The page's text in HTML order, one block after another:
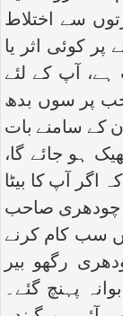
سے اختلاط
کوئی اثر یا
ہے، آپ کے لئے
پر سوں بدھ
کے سامنے بات
ہو جائے گا،
اگر آپ کا بیٹا
چودھری صاحب
سب کام کرنے
رگھو بیر
کو لے کر صبح ۸بجے بوانہ پہنچ گئے۔